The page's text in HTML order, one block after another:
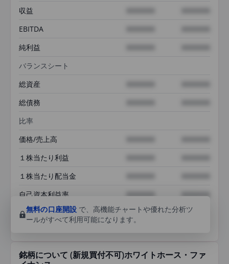
収益
EBITDA
純利益
バランスシート
総資産
総債務
比率
価格/売上高
１株当たり利益
１株当たり配当金
自己資本利益率
XXXXXXX
XXXXXXX
無料の口座開設 で、高機能チャートや優れた分析ツ
ールがすべて利用可能になります。
銘柄について (新規買付不可)ホワイトホース・ファ